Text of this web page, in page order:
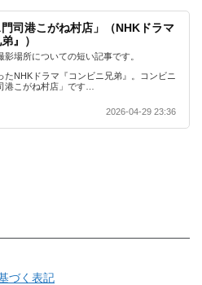
門司港こがね村店」（NHKドラマ
』）
影場所についての短い記事です。
たNHKドラマ『コンビニ兄弟』。コンビニ
港こがね村店」です…
2026-04-29 23:36
づく表記